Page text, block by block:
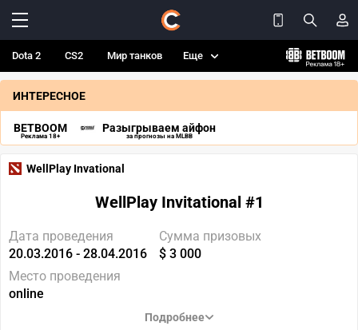
Dota 2 CS2 Мир танков Еще
ИНТЕРЕСНОЕ
BETBOOM
Реклама 18+
Разыгрываем айфон
за прогнозы на MLBB
WellPlay Invational
WellPlay Invitational #1
Дата проведения
20.03.2016 - 28.04.2016
Сумма призовых
$ 3 000
Место проведения
online
Подробнее